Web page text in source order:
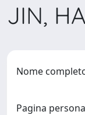
JIN,
Nome
Pagina